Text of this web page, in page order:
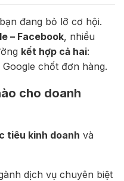
đang bỏ lỡ cơ hội.
– Facebook, nhiều
kết hợp cả hai:
chốt đơn hàng.
cho doanh
tiêu kinh doanh và
dịch vụ chuyên biệt